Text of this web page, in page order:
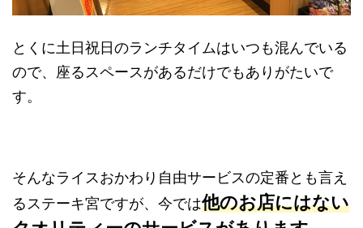
とくに土日祝日のランチタイムはいつも混んでいる
ので、座るスペースがあるだけでもありがたいで
す。
そんなライスおかわり自由サービスの定番とも言え
るステーキ宮ですが、今では他のお店にはない